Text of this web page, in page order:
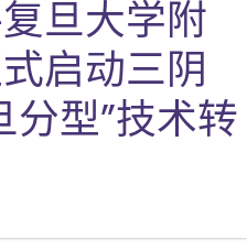
旦大学附
启动三阴
分型”技术转